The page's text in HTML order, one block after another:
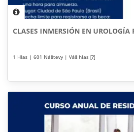
CLASES INMERSIÓN EN UROLOGÍA
1 Hlas | 601 Náštevy | Váš hlas [?]